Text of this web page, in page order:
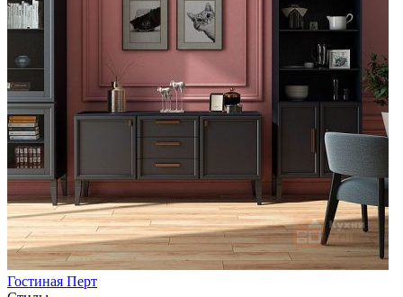
Гостиная Перт